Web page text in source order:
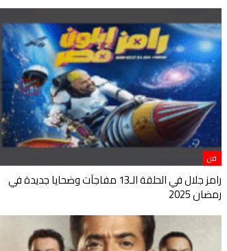
فن
رامز جلال في الحلقة الـ13 مفاجآت وضحايا جديدة في
رمضان 2025